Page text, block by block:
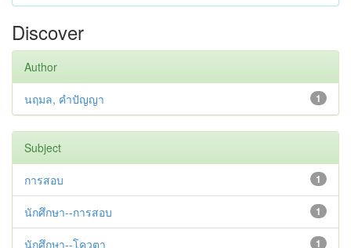
Discover
Author
1
นฤมล, คำปัญญา
Subject
1
การสอบ
1
นักศึกษา--การสอบ
1
นักศึกษา--โควตา